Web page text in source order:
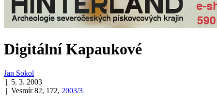
Digitální Kapaukové
Jan Sokol
| 5. 3. 2003
| Vesmír 82, 172, 2003/3